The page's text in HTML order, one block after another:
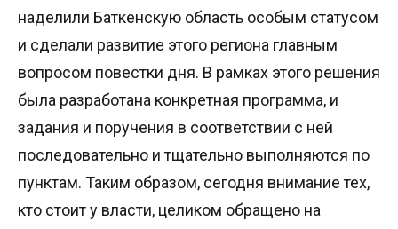
наделили Баткенскую область особым статусом
и сделали развитие этого региона главным
вопросом повестки дня. В рамках этого решения
была разработана конкретная программа, и
задания и поручения в соответствии с ней
последовательно и тщательно выполняются по
пунктам. Таким образом, сегодня внимание тех,
кто стоит у власти, целиком обращено на